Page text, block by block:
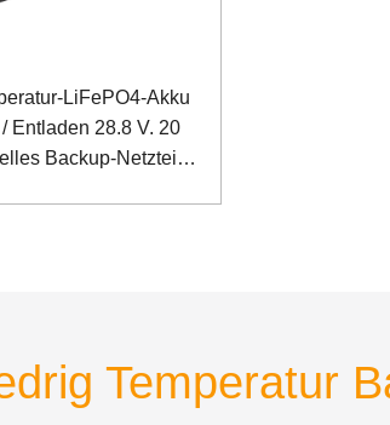
LiFePO4-Akku
Entladen 28.8 V. 20
Backup-Netzteil
Temperatur